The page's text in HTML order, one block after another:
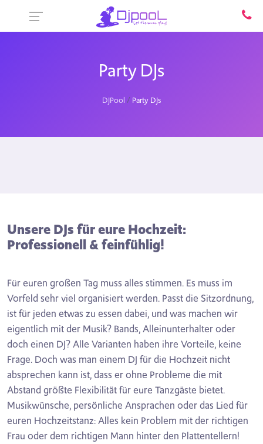
Party DJs
DJPool Party DJs
Unsere DJs für eure Hochzeit:
Professionell & feinfühlig!
Für euren großen Tag muss alles stimmen. Es muss im
Vorfeld sehr viel organisiert werden. Passt die Sitzordnung,
ist für jeden etwas zu essen dabei, und was machen wir
eigentlich mit der Musik? Bands, Alleinunterhalter oder
doch einen DJ? Alle Varianten haben ihre Vorteile, keine
Frage. Doch was man einem DJ für die Hochzeit nicht
absprechen kann ist, dass er ohne Probleme die mit
Abstand größte Flexibilität für eure Tanzgäste bietet.
Musikwünsche, persönliche Ansprachen oder das Lied für
euren Hochzeitstanz: Alles kein Problem mit der richtigen
Frau oder dem richtigen Mann hinter den Plattentellern!